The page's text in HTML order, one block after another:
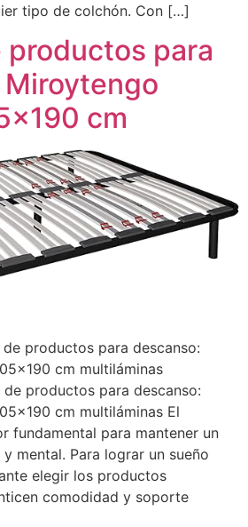
tipo de colchón. Con […]
productos para
cm
productos para descanso:
cm multiláminas
de productos para descanso:
cm multiláminas El
fundamental para mantener un
mental. Para lograr un sueño
elegir los productos
comodidad y soporte